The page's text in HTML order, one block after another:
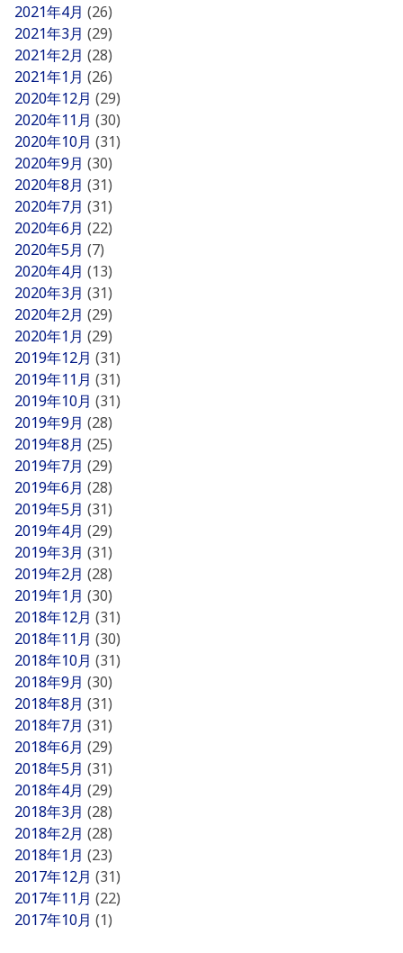
2021年4月 (26)
2021年3月 (29)
2021年2月 (28)
2021年1月 (26)
2020年12月 (29)
2020年11月 (30)
2020年10月 (31)
2020年9月 (30)
2020年8月 (31)
2020年7月 (31)
2020年6月 (22)
2020年5月 (7)
2020年4月 (13)
2020年3月 (31)
2020年2月 (29)
2020年1月 (29)
2019年12月 (31)
2019年11月 (31)
2019年10月 (31)
2019年9月 (28)
2019年8月 (25)
2019年7月 (29)
2019年6月 (28)
2019年5月 (31)
2019年4月 (29)
2019年3月 (31)
2019年2月 (28)
2019年1月 (30)
2018年12月 (31)
2018年11月 (30)
2018年10月 (31)
2018年9月 (30)
2018年8月 (31)
2018年7月 (31)
2018年6月 (29)
2018年5月 (31)
2018年4月 (29)
2018年3月 (28)
2018年2月 (28)
2018年1月 (23)
2017年12月 (31)
2017年11月 (22)
2017年10月 (1)